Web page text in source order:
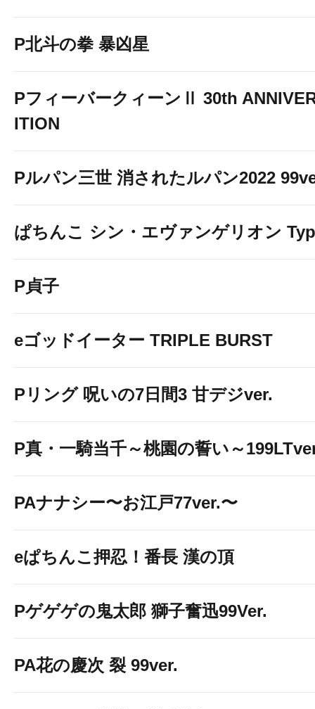
P北斗の拳 暴凶星
PフィーバークィーンⅡ 30th
ITION
Pルパン三世 消されたルパン2022
ぱちんこ シン・エヴァンゲリオン
P貞子
eゴッドイーター TRIPLE BURST
Pリング 呪いの7日間3 甘デジver.
P真・一騎当千～桃園の誓い～
PAナナシー〜お江戸77ver.〜
eぱちんこ押忍！番長 漢の頂
Pゲゲゲの鬼太郎 獅子奮迅99Ver.
PA花の慶次 裂 99ver.